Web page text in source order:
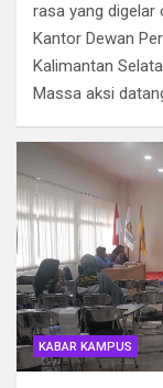
rasa yang digelar
Kantor Dewan
Kalimantan
Massa aksi
KABAR KAMPUS